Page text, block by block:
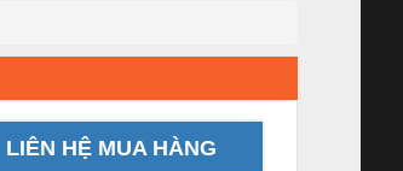
LIÊN HỆ MUA HÀNG